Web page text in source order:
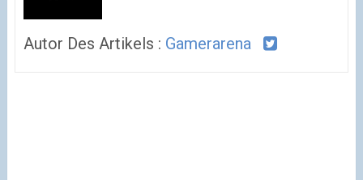
Autor Des Artikels : Gamerarena